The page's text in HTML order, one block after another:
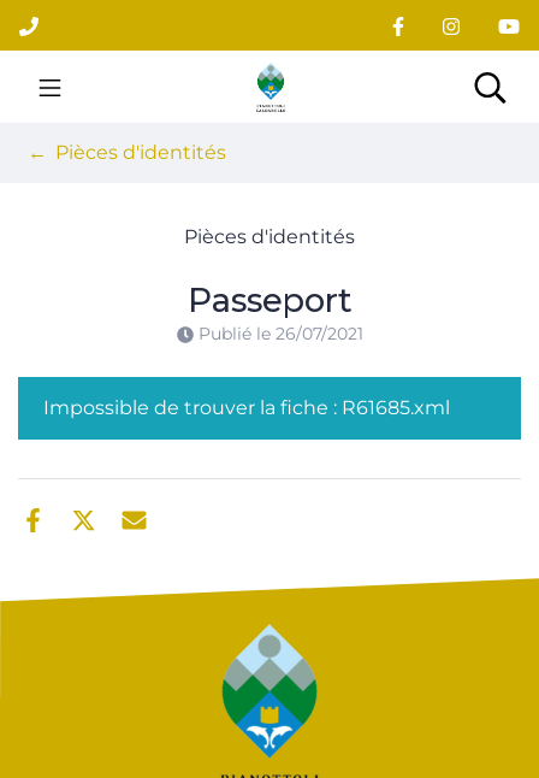
Aller
au
contenu
Site officiel du village
Pièces d'identités
Pièces d'identités
Passeport
Publié le 26/07/2021
Impossible de trouver la fiche : R61685.xml